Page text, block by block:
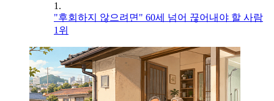
1.
"후회하지 않으려면" 60세 넘어 끊어내야 할 사람
1위